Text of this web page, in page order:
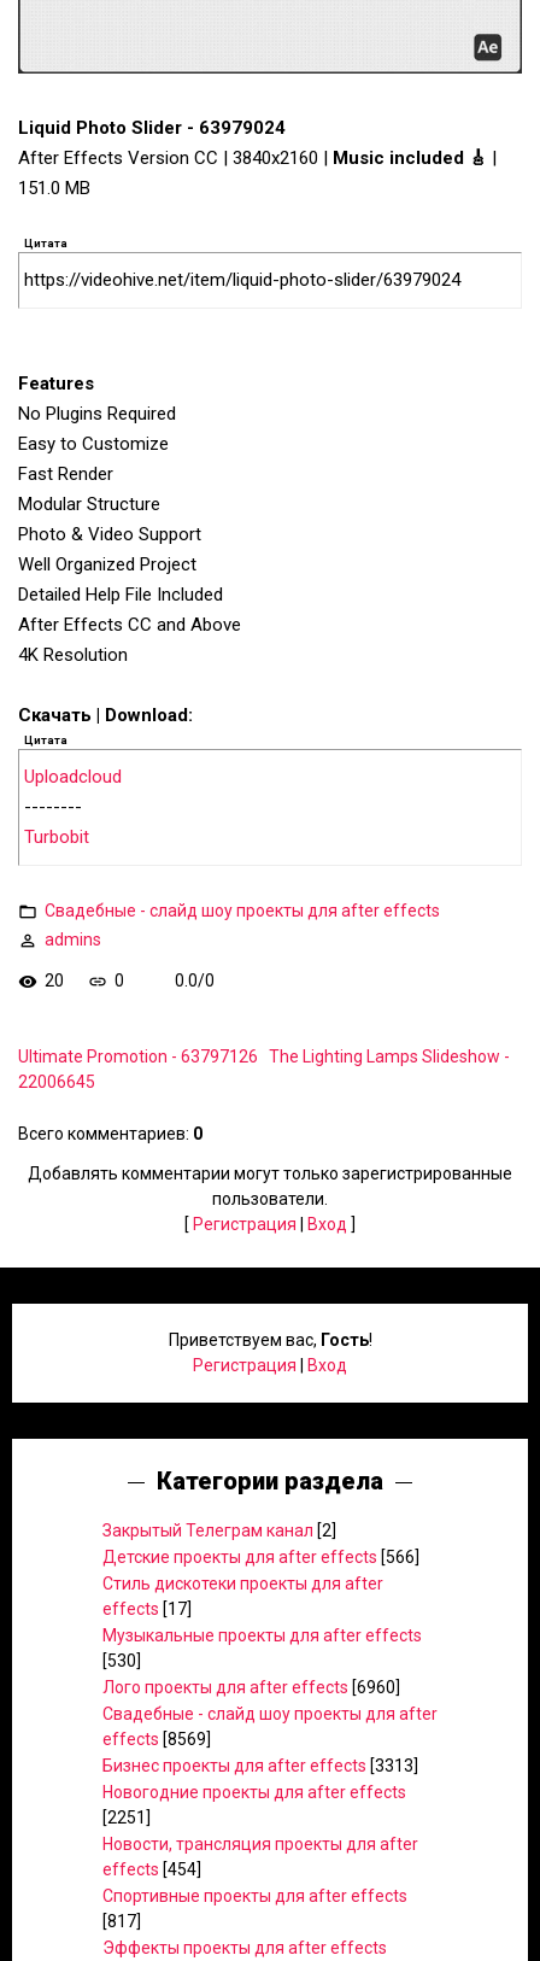
Liquid Photo Slider - 63979024
After Effects Version CC | 3840x2160 | Music included 🎸 |
151.0 MB
Цитата
https://videohive.net/item/liquid-photo-slider/63979024
Features
No Plugins Required
Easy to Customize
Fast Render
Modular Structure
Photo & Video Support
Well Organized Project
Detailed Help File Included
After Effects CC and Above
4K Resolution
Скачать | Download:
Цитата
Uploadcloud
--------
Turbobit
Свадебные - слайд шоу проекты для after effects
admins
20 0 0.0/0
Ultimate Promotion - 63797126
The Lighting Lamps Slideshow -
22006645
Всего комментариев: 0
Добавлять комментарии могут только зарегистрированные
пользователи.
[ Регистрация Вход ]
Приветствуем вас, Гость!
Регистрация
Вход
Категории раздела
Закрытый Телеграм канал [2]
Детские проекты для after effects [566]
Стиль дискотеки проекты для after
effects [17]
Музыкальные проекты для after effects
[530]
Лого проекты для after effects [6960]
Свадебные - слайд шоу проекты для after
effects [8569]
Бизнес проекты для after effects [3313]
Новогодние проекты для after effects
[2251]
Новости, трансляция проекты для after
effects [454]
Спортивные проекты для after effects
[817]
Эффекты проекты для after effects